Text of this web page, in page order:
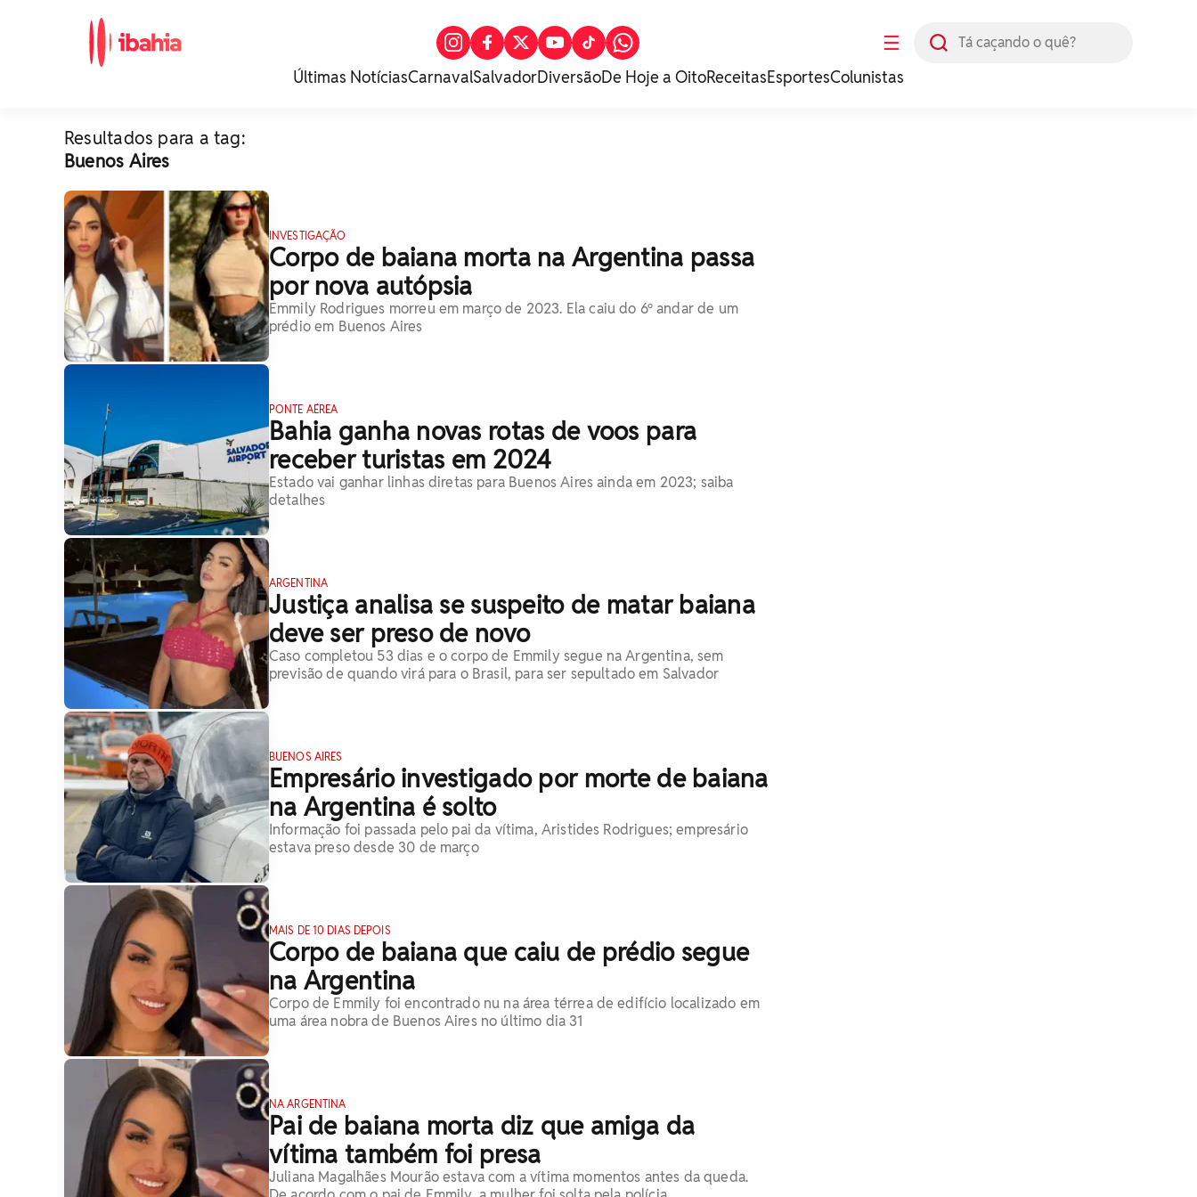
☰
Últimas NotíciasCarnavalSalvadorDiversãoDe Hoje a OitoReceitasEsportesColunistas
Resultados para a tag:
Buenos Aires
INVESTIGAÇÃO
Corpo de baiana morta na Argentina passa
por nova autópsia
Emmily Rodrigues morreu em março de 2023. Ela caiu do 6º andar de um
prédio em Buenos Aires
PONTE AÉREA
Bahia ganha novas rotas de voos para
receber turistas em 2024
Estado vai ganhar linhas diretas para Buenos Aires ainda em 2023; saiba
detalhes
ARGENTINA
Justiça analisa se suspeito de matar baiana
deve ser preso de novo
Caso completou 53 dias e o corpo de Emmily segue na Argentina, sem
previsão de quando virá para o Brasil, para ser sepultado em Salvador
BUENOS AIRES
Empresário investigado por morte de baiana
na Argentina é solto
Informação foi passada pelo pai da vítima, Aristides Rodrigues; empresário
estava preso desde 30 de março
MAIS DE 10 DIAS DEPOIS
Corpo de baiana que caiu de prédio segue
na Argentina
Corpo de Emmily foi encontrado nu na área térrea de edifício localizado em
uma área nobra de Buenos Aires no último dia 31
NA ARGENTINA
Pai de baiana morta diz que amiga da
vítima também foi presa
Juliana Magalhães Mourão estava com a vítima momentos antes da queda.